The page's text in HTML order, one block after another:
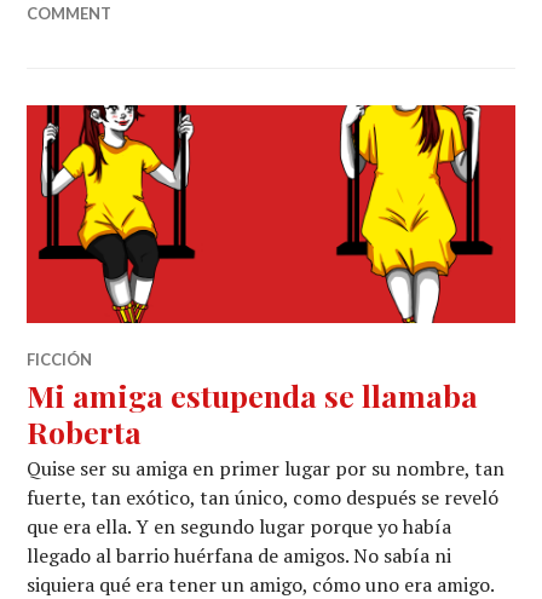
COMMENT
FICCIÓN
Mi amiga estupenda se llamaba
Roberta
Quise ser su amiga en primer lugar por su nombre, tan
fuerte, tan exótico, tan único, como después se reveló
que era ella. Y en segundo lugar porque yo había
llegado al barrio huérfana de amigos. No sabía ni
siquiera qué era tener un amigo, cómo uno era amigo.